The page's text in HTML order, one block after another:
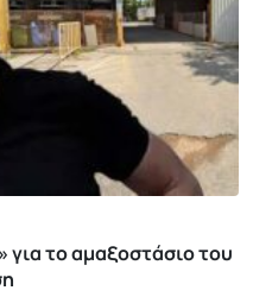
για το αμαξοστάσιο του